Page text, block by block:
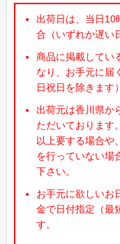
特集で探す
物件情報関係
各種展示会用
大学法人・専門学校
飲食店集客用
暑中見舞いご挨拶
イベント向け特集
無地うちわ
出荷日は、当日10
合（いずれか遅い
商品に掲載してい
なり、お手元に届
日祝日を除きます）
出荷元は香川県か
ただいております
以上要する場合や
を行っていない場
下さい。
お手元に欲しいお
金で日付指定（最
す。